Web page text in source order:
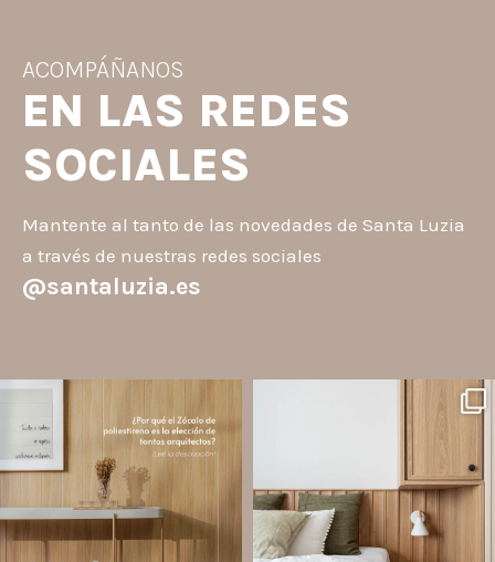
ACOMPÁÑANOS
EN LAS REDES
SOCIALES
Mantente al tanto de las novedades de Santa Luzia
a través de nuestras redes sociales
@santaluzia.es
Los Zócalos de poliestireno ganaron
protagonismo en la arquitectura porque
combinan estética, practicidad y
desempeño en un solo producto.
...
tradicional? ¡Los Revestimientos de
pared Santa Luzia pueden ser la
Líneas como Waves, Gizé y...
Jul 14
1 0